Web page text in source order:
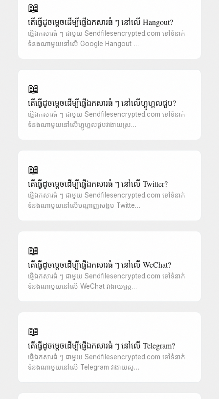
📖
តើធ្វើដូចម្តេចដើម្បីផ្ញើឯកសារធំ ៗ នៅលើ Hangout?
ផ្ញើឯកសារធំ ៗ ជាមួយ Sendfilesencrypted.com ទៅទំនាក់
ទំនងណាមួយនៅលើ Google Hangout …
📖
តើធ្វើដូចម្តេចដើម្បីផ្ញើឯកសារធំ ៗ នៅលើហ្គូហ្គលជួប?
ផ្ញើឯកសារធំ ៗ ជាមួយ Sendfilesencrypted.com ទៅទំនាក់
ទំនងណាមួយនៅលើហ្គូហ្គលជួបវាងាយស្រ…
📖
តើធ្វើដូចម្តេចដើម្បីផ្ញើឯកសារធំ ៗ នៅលើ Twitter?
ផ្ញើឯកសារធំ ៗ ជាមួយ Sendfilesencrypted.com ទៅទំនាក់
ទំនងណាមួយនៅលើបណ្តាញសង្គម Twitte…
📖
តើធ្វើដូចម្តេចដើម្បីផ្ញើឯកសារធំ ៗ នៅលើ WeChat?
ផ្ញើឯកសារធំ ៗ ជាមួយ Sendfilesencrypted.com ទៅទំនាក់
ទំនងណាមួយនៅលើ WeChat វាងាយស្រួ…
📖
តើធ្វើដូចម្តេចដើម្បីផ្ញើឯកសារធំ ៗ នៅលើ Telegram?
ផ្ញើឯកសារធំ ៗ ជាមួយ Sendfilesencrypted.com ទៅទំនាក់
ទំនងណាមួយនៅលើ Telegram វាងាយស្…